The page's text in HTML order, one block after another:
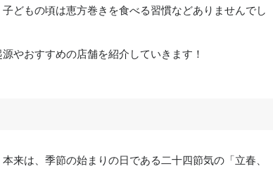
どもの頃は恵方巻きを食べる習慣などありませんでし
やおすすめの店舗を紹介していきます！
来は、季節の始まりの日である二十四節気の「立春、